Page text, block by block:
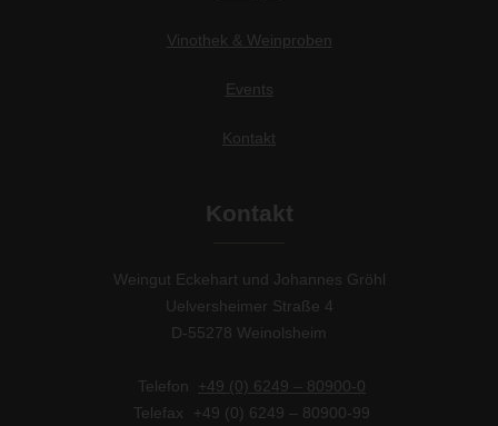
Vinothek & Weinproben
Events
Kontakt
Kontakt
Weingut Eckehart und Johannes Gröhl
Uelversheimer Straße 4
D-55278 Weinolsheim
Telefon
+49 (0) 6249 – 80900-0
Telefax
+49 (0) 6249 – 80900-99